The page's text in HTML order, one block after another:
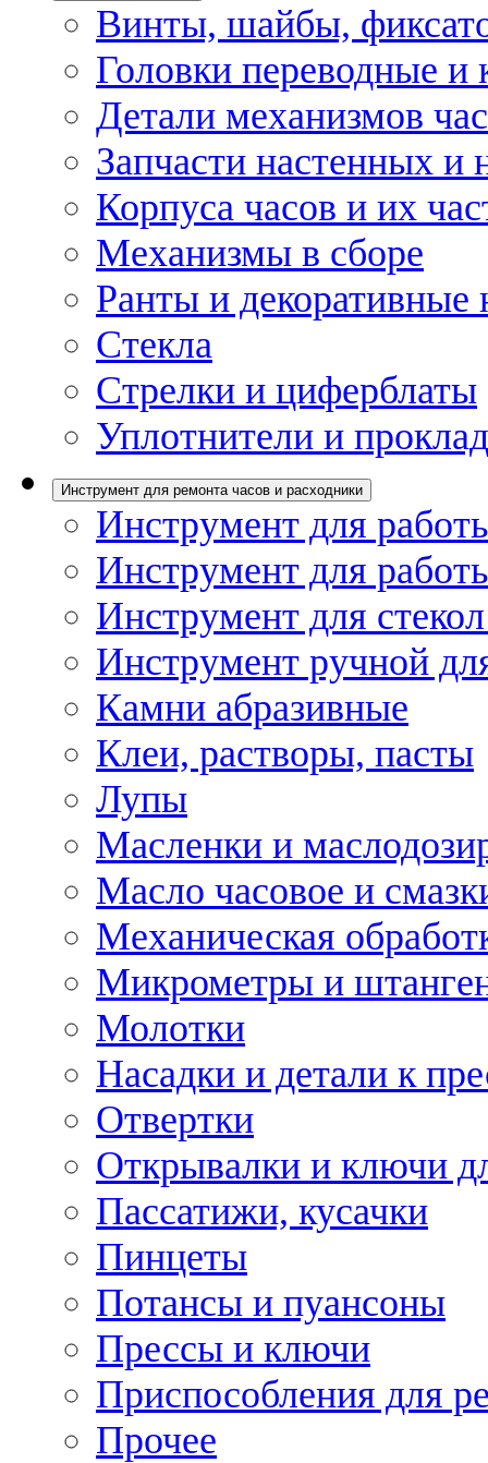
Винты, шайбы,
Головки переводные и
Детали механизмов
Запчасти настенных и
Корпуса часов и их
Механизмы в сборе
Ранты и декоративные
Стекла
Стрелки и циферблаты
Уплотнители и
Инструмент для ремонта часов и расходники
Инструмент для
Инструмент для
Инструмент для
Инструмент ручной
Камни абразивные
Клеи, растворы, пасты
Лупы
Масленки и
Масло часовое и
Механическая
Микрометры и
Молотки
Насадки и детали к
Отвертки
Открывалки и ключи
Пассатижи, кусачки
Пинцеты
Потансы и пуансоны
Прессы и ключи
Приспособления для
Прочее